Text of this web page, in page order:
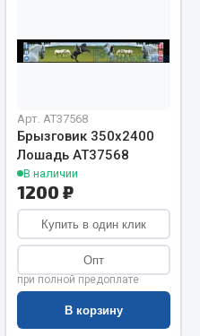
Арт. AT37568
Брызговик 350х2400
Лошадь АТ37568
В наличии
1200 ₽
Купить в один клик
Опт
при полной предоплате
В корзину